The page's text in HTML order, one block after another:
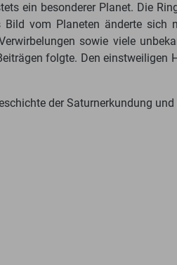
ein besonderer Planet. Die
vom Planeten änderte
sowie viele
folgte. Den einstweiligen
der Saturnerkundung